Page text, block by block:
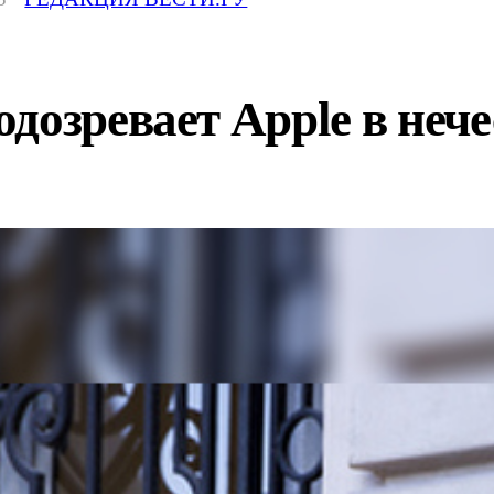
Apple в